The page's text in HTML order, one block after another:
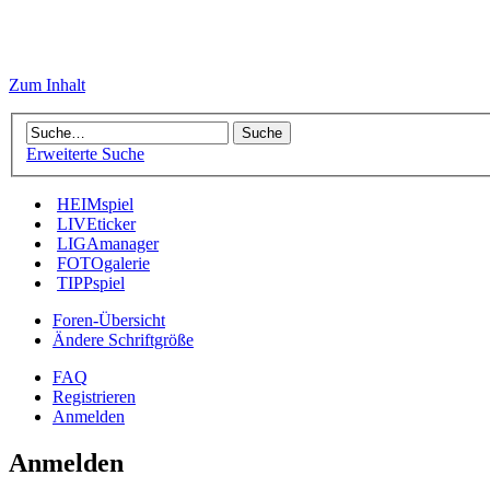
Zum Inhalt
Erweiterte Suche
HEIMspiel
LIVEticker
LIGAmanager
FOTOgalerie
TIPPspiel
Foren-Übersicht
Ändere Schriftgröße
FAQ
Registrieren
Anmelden
Anmelden